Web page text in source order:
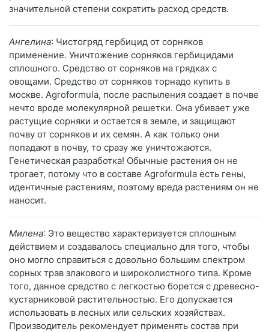
значительной степени сократить расход средств.
Ангелина: Чистогряд гербицид от сорняков
применение. Уничтожение сорняков гербицидами
сплошного. Средство от сорняков на грядках с
овощами. Средство от сорняков торнадо купить в
москве. Agroformula, после распыления создает в почве
нечто вроде молекулярной решетки. Она убивает уже
растущие сорняки и остается в земле, и защищают
почву от сорняков и их семян. А как только они
попадают в почву, то сразу же уничтожаются.
Генетическая разработка! Обычные растения он не
трогает, потому что в составе Agroformula есть гены,
идентичные растениям, поэтому вреда растениям он не
наносит.
Милена: Это вещество характеризуется сплошным
действием и создавалось специально для того, чтобы
оно могло справиться с довольно большим спектром
сорных трав злакового и широколистного типа. Кроме
того, данное средство с легкостью борется с древесно-
кустарниковой растительностью. Его допускается
использовать в лесных или сельских хозяйствах.
Производитель рекомендует применять состав при